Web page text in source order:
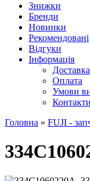
Знижки
Бренди
Новинки
Рекомендовані
Відгуки
Інформація
Доставка
Оплата
Умови
Контакти
Головна » FUJI -